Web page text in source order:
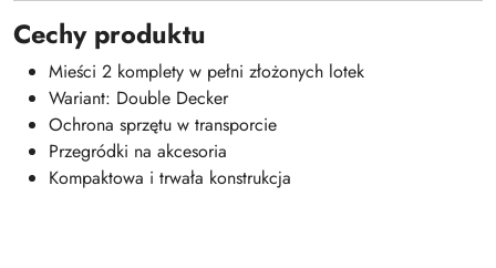
Cechy produktu
Mieści 2 komplety w pełni złożonych lotek
Wariant: Double Decker
Ochrona sprzętu w transporcie
Przegródki na akcesoria
Kompaktowa i trwała konstrukcja